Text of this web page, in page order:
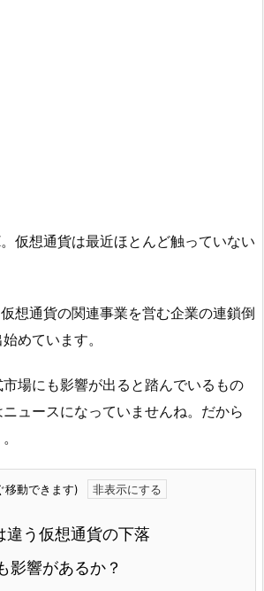
仮想通貨は最近ほとんど触っていない
想通貨の関連事業を営む企業の連鎖倒
めています。
場にも影響が出ると踏んでいるもの
ュースになっていませんね。だから
移動できます)
違う仮想通貨の下落
影響があるか？